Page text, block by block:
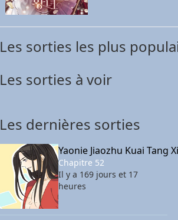
Les sorties les plus
Les sorties à voir
Les dernières sorties
Yaonie Jiaozhu Kuai Tang
Chapitre 52
Il y a 169 jours et 17
heures